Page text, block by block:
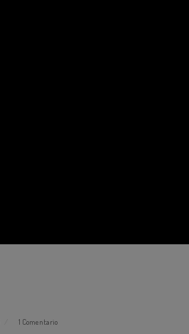
1 Comentario